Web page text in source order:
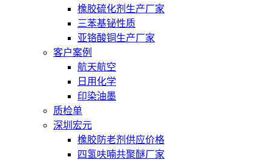
橡胶硫化剂生产厂家
三苯基铋性质
亚铬酸铜生产厂家
客户案例
航天航空
日用化学
印染油墨
质检单
深圳宏元
橡胶防老剂供应价格
四氢呋喃共聚醚厂家